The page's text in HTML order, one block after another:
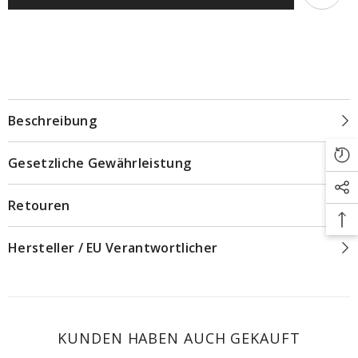
Beschreibung
Gesetzliche Gewährleistung
Retouren
Hersteller / EU Verantwortlicher
KUNDEN HABEN AUCH GEKAUFT